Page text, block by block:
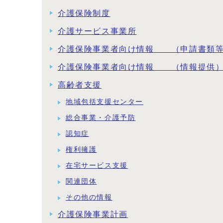
介護保険制度
介護サービス事業所
介護保険事業者向け情報 （申請書類
介護保険事業者向け情報 （情報提供
高齢者支援
地域包括支援センター
総合事業・介護予防
認知症
権利擁護
在宅サービス支援
関連団体
その他の情報
介護保険事業計画